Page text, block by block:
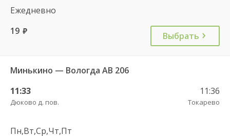
Ежедневно
19 руб. Выбрать
Минькино — Вологда АВ 206
11:33
Дюково д. пов.
11:36
Токарево
Пн,Вт,Ср,Чт,Пт